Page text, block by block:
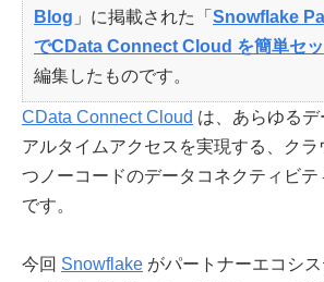
Blog 」に掲載された「 Snowflake
でCData Connect Cloud を簡単セ
編集したものです。
CData Connect Cloud は、あらゆるデ
アルタイムアクセスを実現する、ク
つノーコードのデータコネクティビテ
です。
今回 Snowflake がパートナーエコシ